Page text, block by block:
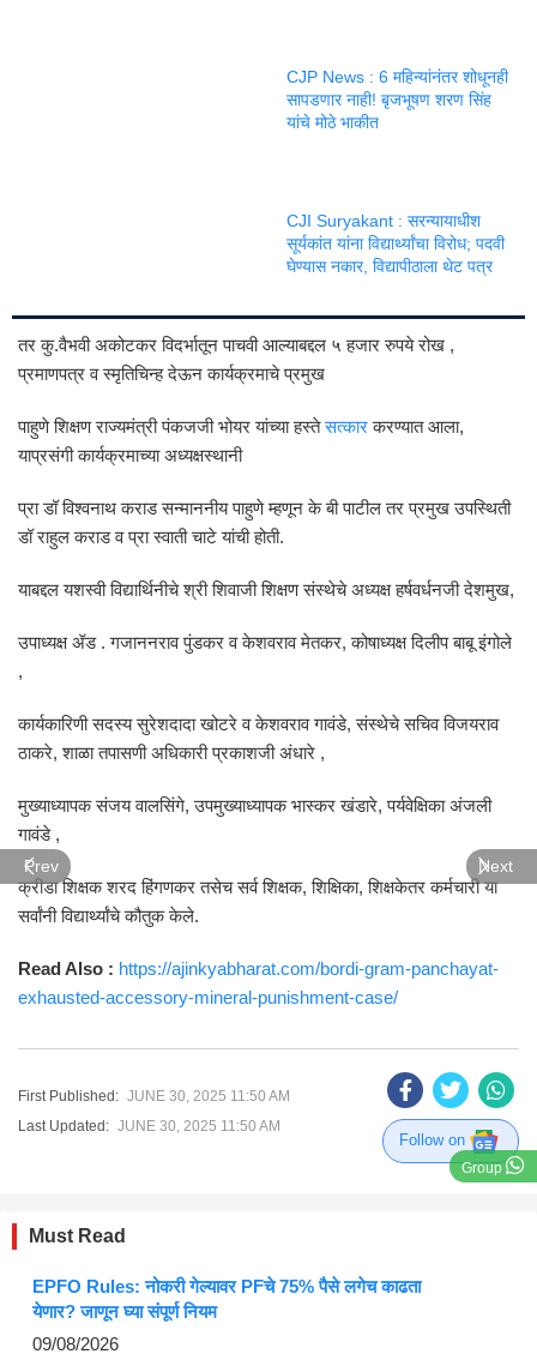
Group
CJP News : 6 महिन्यांनंतर शोधूनही
सापडणार नाही! बृजभूषण शरण सिंह
यांचे मोठे भाकीत
CJI Suryakant : सरन्यायाधीश
सूर्यकांत यांना विद्यार्थ्यांचा विरोध; पदवी
घेण्यास नकार, विद्यापीठाला थेट पत्र
तर कु.वैभवी अकोटकर विदर्भातून पाचवी आल्याबद्दल ५ हजार रुपये रोख ,
प्रमाणपत्र व स्मृतिचिन्ह देऊन कार्यक्रमाचे प्रमुख
पाहुणे शिक्षण राज्यमंत्री पंकजजी भोयर यांच्या हस्तेसत्कारकरण्यात आला,
याप्रसंगी कार्यक्रमाच्या अध्यक्षस्थानी
प्रा डॉ विश्वनाथ कराड सन्माननीय पाहुणे म्हणून के बी पाटील तर प्रमुख उपस्थिती
डॉ राहुल कराड व प्रा स्वाती चाटे यांची होती.
याबद्दल यशस्वी विद्यार्थिनीचे श्री शिवाजी शिक्षण संस्थेचे अध्यक्ष हर्षवर्धनजी देशमुख,
उपाध्यक्ष ॲड . गजाननराव पुंडकर व केशवराव मेतकर, कोषाध्यक्ष दिलीप बाबू इंगोले
,
कार्यकारिणी सदस्य सुरेशदादा खोटरे व केशवराव गावंडे, संस्थेचे सचिव विजयराव
ठाकरे, शाळा तपासणी अधिकारी प्रकाशजी अंधारे ,
मुख्याध्यापक संजय वालसिंगे, उपमुख्याध्यापक भास्कर खंडारे, पर्यवेक्षिका अंजली
गावंडे ,
क्रीडा शिक्षक शरद हिंगणकर तसेच सर्व शिक्षक, शिक्षिका, शिक्षकेतर कर्मचारी या
सर्वांनी विद्यार्थ्यांचे कौतुक केले.
Read Also : https://ajinkyabharat.com/bordi-gram-panchayat-
exhausted-accessory-mineral-punishment-case/
First Published: JUNE 30, 2025 11:50 AM
Last Updated: JUNE 30, 2025 11:50 AM
Follow on
Prev Next
Must Read
EPFO Rules: नोकरी गेल्यावर PFचे 75% पैसे लगेच काढता
येणार? जाणून घ्या संपूर्ण नियम
09/08/2026